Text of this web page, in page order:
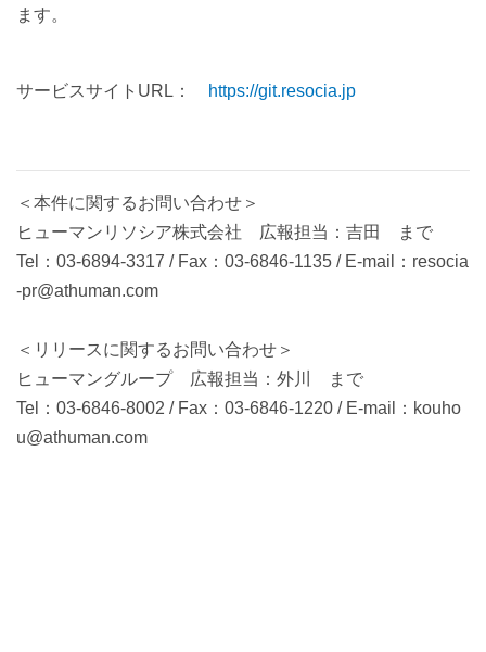
ます。
サービスサイトURL： https://git.resocia.jp
＜本件に関するお問い合わせ＞
ヒューマンリソシア株式会社 広報担当：吉田 まで
Tel：03-6894-3317 / Fax：03-6846-1135 / E-mail：resocia
-pr@athuman.com
＜リリースに関するお問い合わせ＞
ヒューマングループ 広報担当：外川 まで
Tel：03-6846-8002 / Fax：03-6846-1220 / E-mail：kouho
u@athuman.com